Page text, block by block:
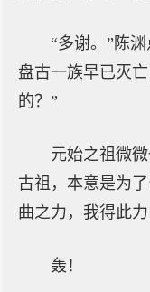
“多谢。”陈
盘古一族早已灭
的？”
元始之祖微
古祖，本意是为
曲之力，我得此
轰！